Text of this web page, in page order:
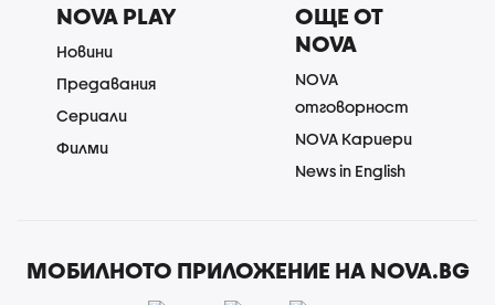
NOVA PLAY
Новини
Предавания
Сериали
Филми
ОЩЕ ОТ
NOVA
NOVA
отговорност
NOVA Кариери
News in English
МОБИЛНОТО ПРИЛОЖЕНИЕ НА NOVA.BG